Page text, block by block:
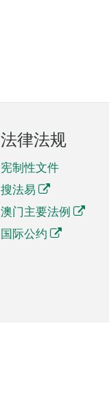
法律法规
宪制性文件
搜法易
澳门主要法例
国际公约